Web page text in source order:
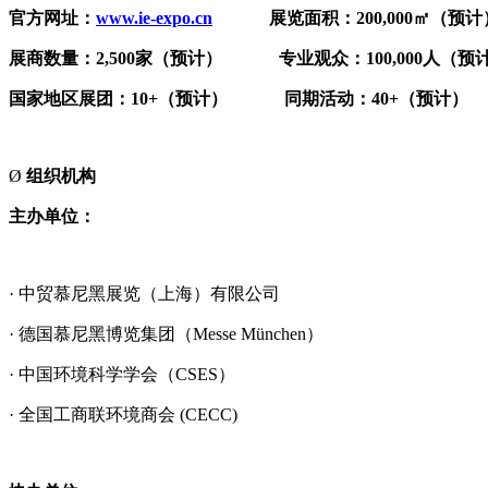
官方网址： www.ie-expo.cn 展览面积： 200,000㎡（预计
展商数量： 2,500家（预计） 专业观众：100,000人（预
国家地区展团： 10+（预计） 同期活动：40+（预计）
Ø 组织机构
主办单位：
· 中贸慕尼黑展览（上海）有限公司
· 德国慕尼黑博览集团（Messe München）
· 中国环境科学学会（CSES）
· 全国工商联环境商会 (CECC)